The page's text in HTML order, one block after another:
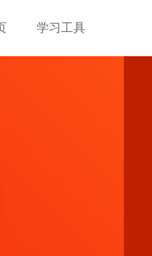
学习工具